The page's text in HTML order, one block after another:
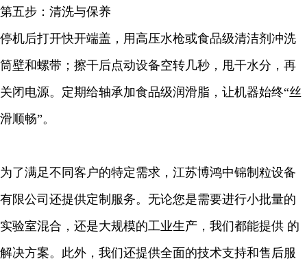
第五步：清洗与保养
停机后打开快开端盖，用高压水枪或食品级清洁剂冲洗
筒壁和螺带；擦干后点动设备空转几秒，甩干水分，再
关闭电源。定期给轴承加食品级润滑脂，让机器始终“丝
滑顺畅”。
为了满足不同客户的特定需求，江苏博鸿中锦制粒设备
有限公司还提供定制服务。无论您是需要进行小批量的
实验室混合，还是大规模的工业生产，我们都能提供 的
解决方案。此外，我们还提供全面的技术支持和售后服